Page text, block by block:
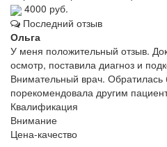
4000 руб.
Последний отзыв
Ольга
У меня положительный отзыв.
осмотр, поставила диагноз и
Внимательный врач. Обратилась
порекомендовала другим
Квалификация
Внимание
Цена-качество